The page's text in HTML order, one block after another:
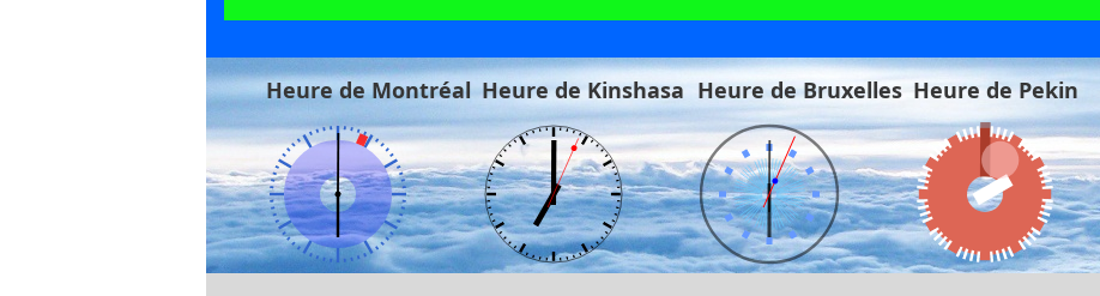
Heure de Montréal Heure de Kinshasa Heure de Bruxelles Heure de Pekin